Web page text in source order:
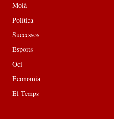
Moià
Política
Successos
Esports
Oci
Economia
El Temps